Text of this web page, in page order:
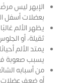
الإبهر ليس
بعضلات أسفل
يظهر الألم
ثقيلة، أو
يمتد الألم
يسبب صعوبة
من أسبابه
أو ضعف عضلات